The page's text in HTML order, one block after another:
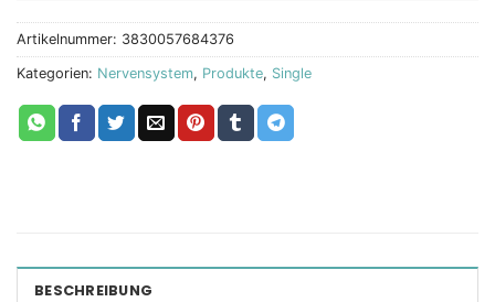
Artikelnummer: 3830057684376
Kategorien: Nervensystem, Produkte, Single
BESCHREIBUNG